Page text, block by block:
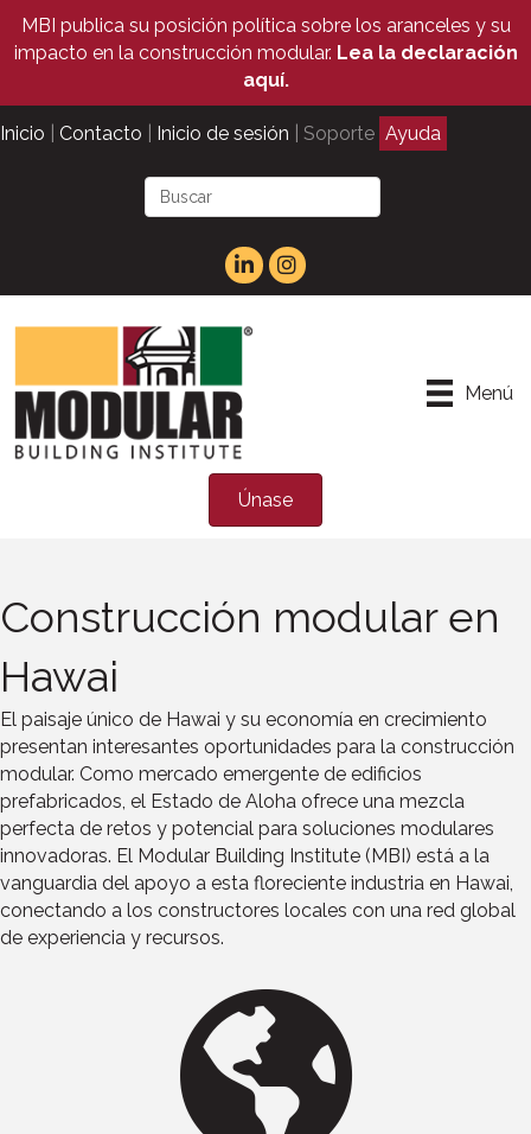
MBI publica su posición política sobre los aranceles y su
impacto en la construcción modular. Lea la declaración
aquí.
Inicio Contacto Inicio de sesión | Soporte Ayuda
Menú
Únase
Construcción modular en
Hawai
El paisaje único de Hawai y su economía en crecimiento
presentan interesantes oportunidades para la construcción
modular. Como mercado emergente de edificios
prefabricados, el Estado de Aloha ofrece una mezcla
perfecta de retos y potencial para soluciones modulares
innovadoras. El Modular Building Institute (MBI) está a la
vanguardia del apoyo a esta floreciente industria en Hawai,
conectando a los constructores locales con una red global
de experiencia y recursos.